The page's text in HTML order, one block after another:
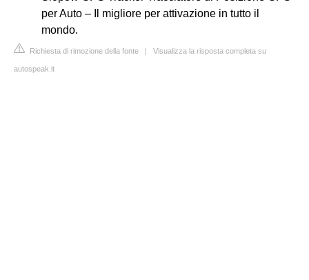
per Auto – Il migliore per attivazione in tutto il
mondo.
Richiesta di rimozione della fonte | Visualizza la risposta completa su
autospeak.it